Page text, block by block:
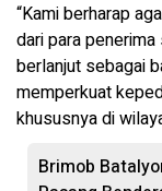
“Kami berharap
dari para
berlanjut sebagai
memperkuat
khususnya di
Brimob